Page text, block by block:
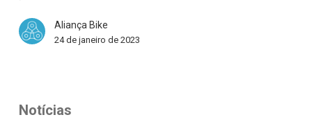
ciclismo
de
Aliança Bike
24 de janeiro de 2023
Notícias